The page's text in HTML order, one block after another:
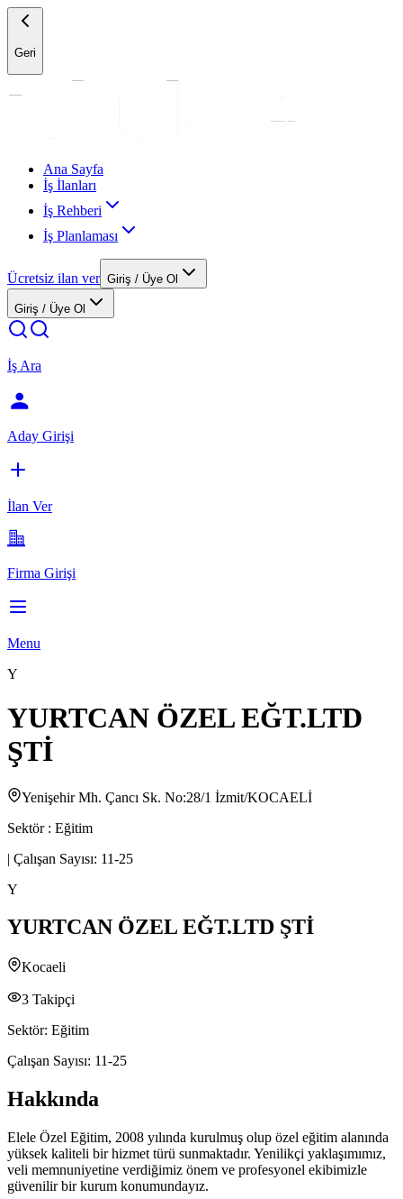
Geri
Ana Sayfa
İş İlanları
İş Rehberi
İş Planlaması
Ücretsiz ilan ver Giriş / Üye Ol
Giriş / Üye Ol
İş Ara
Aday Girişi
İlan Ver
Firma Girişi
Menu
Y
YURTCAN ÖZEL EĞT.LTD
ŞTİ
Yenişehir Mh. Çancı Sk. No:28/1 İzmit/KOCAELİ
Sektör : Eğitim
| Çalışan Sayısı: 11-25
Y
YURTCAN ÖZEL EĞT.LTD ŞTİ
Kocaeli
3 Takipçi
Sektör: Eğitim
Çalışan Sayısı: 11-25
Hakkında
Elele Özel Eğitim, 2008 yılında kurulmuş olup özel eğitim alanında
yüksek kaliteli bir hizmet türü sunmaktadır. Yenilikçi yaklaşımımız,
veli memnuniyetine verdiğimiz önem ve profesyonel ekibimizle
güvenilir bir kurum konumundayız.